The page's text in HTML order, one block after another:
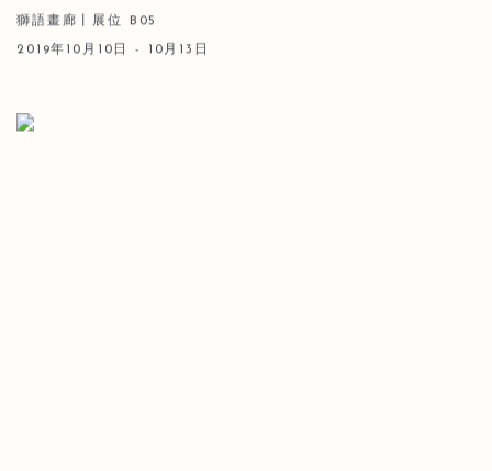
獅語畫廊丨展位 B05
2019年10月10日 - 10月13日